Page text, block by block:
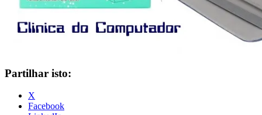
Partilhar isto:
X
Facebook